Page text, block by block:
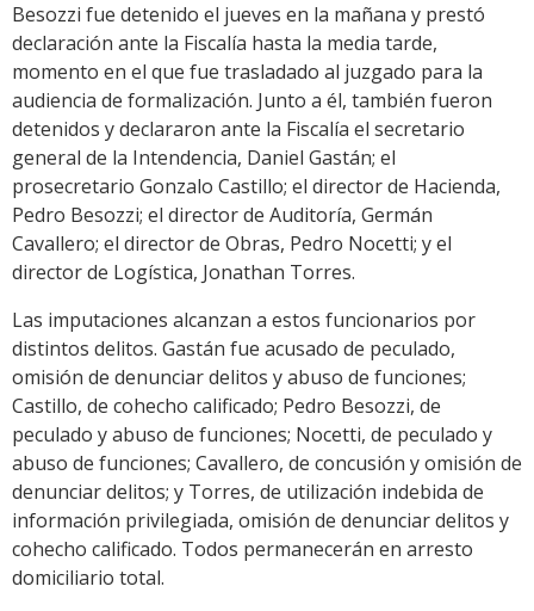
Besozzi fue detenido el jueves en la mañana y prestó
declaración ante la Fiscalía hasta la media tarde,
momento en el que fue trasladado al juzgado para la
audiencia de formalización. Junto a él, también fueron
detenidos y declararon ante la Fiscalía el secretario
general de la Intendencia, Daniel Gastán; el
prosecretario Gonzalo Castillo; el director de Hacienda,
Pedro Besozzi; el director de Auditoría, Germán
Cavallero; el director de Obras, Pedro Nocetti; y el
director de Logística, Jonathan Torres.
Las imputaciones alcanzan a estos funcionarios por
distintos delitos. Gastán fue acusado de peculado,
omisión de denunciar delitos y abuso de funciones;
Castillo, de cohecho calificado; Pedro Besozzi, de
peculado y abuso de funciones; Nocetti, de peculado y
abuso de funciones; Cavallero, de concusión y omisión de
denunciar delitos; y Torres, de utilización indebida de
información privilegiada, omisión de denunciar delitos y
cohecho calificado. Todos permanecerán en arresto
domiciliario total.